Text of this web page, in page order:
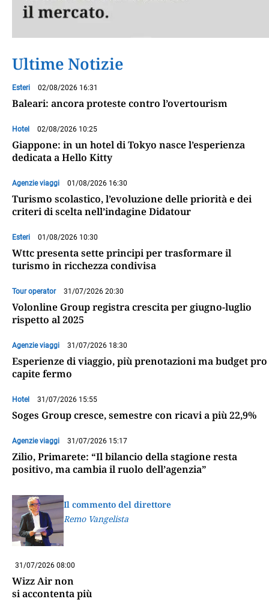
Ultime Notizie
Esteri 02/08/2026 16:31
Baleari: ancora proteste contro l’overtourism
Hotel 02/08/2026 10:25
Giappone: in un hotel di Tokyo nasce l’esperienza
dedicata a Hello Kitty
Agenzie viaggi 01/08/2026 16:30
Turismo scolastico, l’evoluzione delle priorità e dei
criteri di scelta nell’indagine Didatour
Esteri 01/08/2026 10:30
Wttc presenta sette principi per trasformare il
turismo in ricchezza condivisa
Tour operator 31/07/2026 20:30
Volonline Group registra crescita per giugno-luglio
rispetto al 2025
Agenzie viaggi 31/07/2026 18:30
Esperienze di viaggio, più prenotazioni ma budget pro
capite fermo
Hotel 31/07/2026 15:55
Soges Group cresce, semestre con ricavi a più 22,9%
Agenzie viaggi 31/07/2026 15:17
Zilio, Primarete: “Il bilancio della stagione resta
positivo, ma cambia il ruolo dell’agenzia”
Il commento del direttore
Remo Vangelista
31/07/2026 08:00
Wizz Air non
si accontenta più